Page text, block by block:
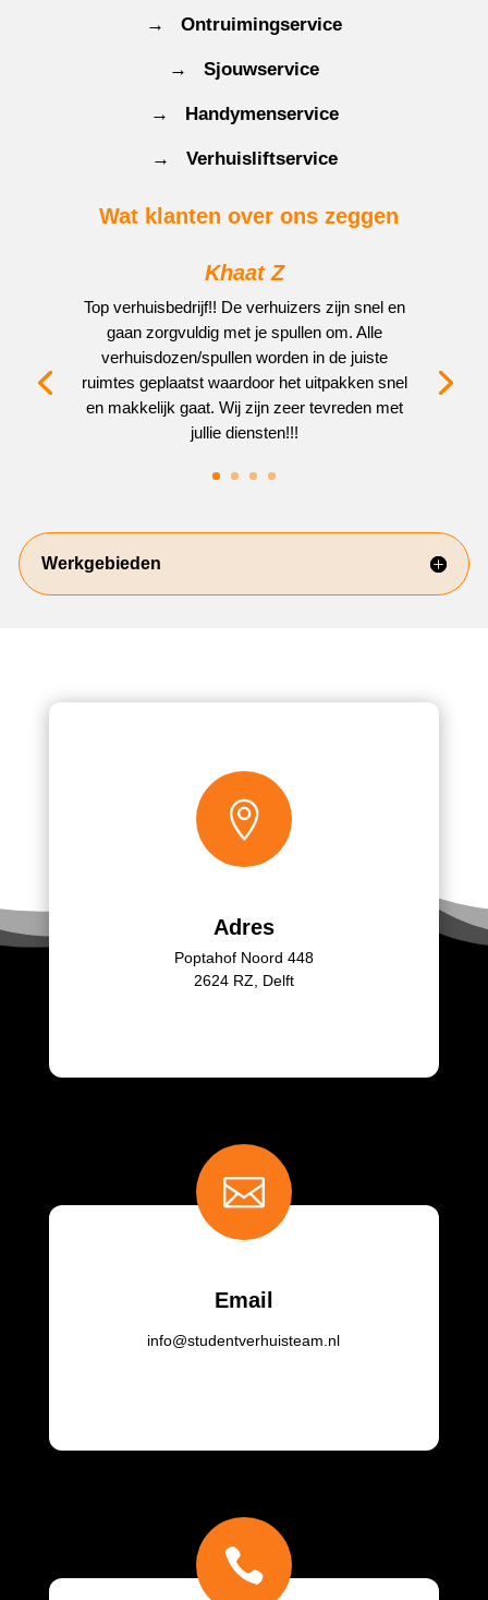
→ Ontruimingservice
→ Sjouwservice
→ Handymenservice
→ Verhuisliftservice
Wat klanten over ons zeggen
Khaat Z
Top verhuisbedrijf!! De verhuizers zijn snel en
gaan zorgvuldig met je spullen om. Alle
verhuisdozen/spullen worden in de juiste
ruimtes geplaatst waardoor het uitpakken snel
en makkelijk gaat. Wij zijn zeer tevreden met
jullie diensten!!!
Werkgebieden

Adres
Poptahof Noord 448
2624 RZ, Delft

Email
info@studentverhuisteam.nl
